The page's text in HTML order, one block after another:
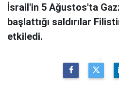
İsrail'in 5 Ağustos'ta
başlattığı saldırılar
etkiledi.